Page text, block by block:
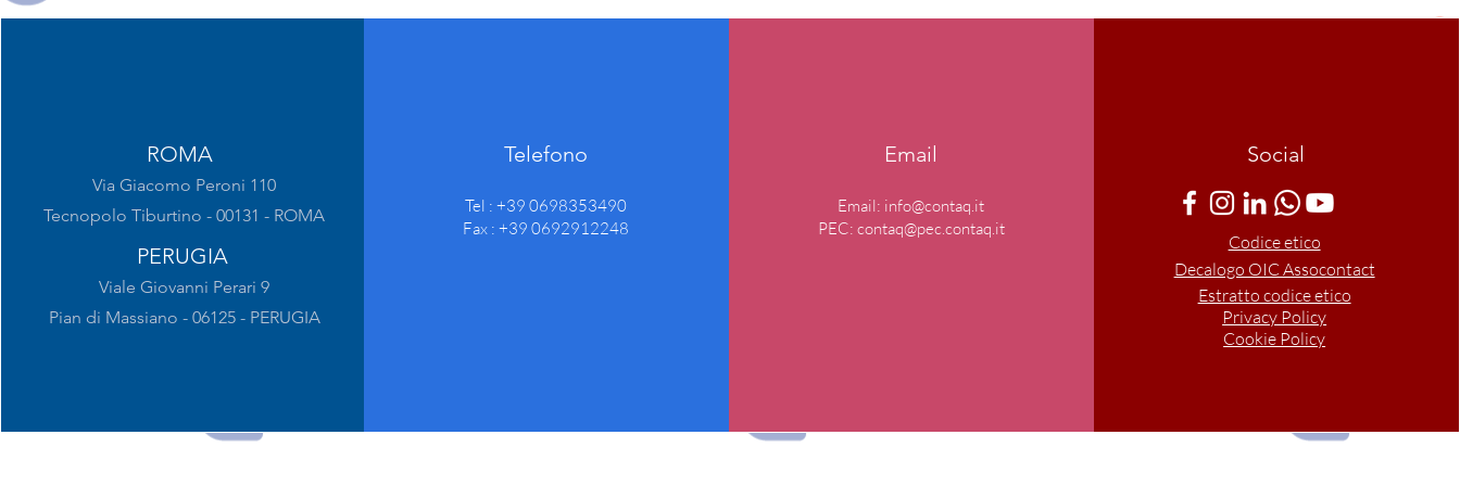
ROMA
Via Giacomo Peroni 110
Tecnopolo Tiburtino - 00131 - ROMA
PERUGIA
Viale Giovanni Perari 9
Pian di Massiano - 06125 - PERUGIA
Telefono
Tel : +39 0698353490
Fax : +39 0692912248
Email
Email: info@contaq.it
PEC: contaq@pec.contaq.it
Social
Codice etico
Decalogo OIC Assocontact
Estratto codice etico
Privacy Policy
Cookie Policy